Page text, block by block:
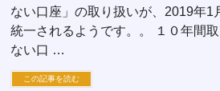
ない口座」の取り扱いが、2019年1
統一されるようです。。 １０年間
ない口 …
この記事を読む